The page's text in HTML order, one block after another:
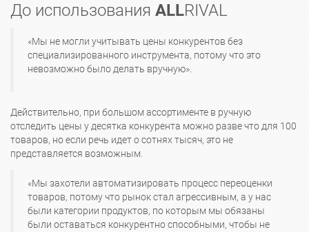
До использования ALLRIVAL
«Мы не могли учитывать цены конкурентов без
специализированного инструмента, потому что это
невозможно было делать вручную».
Действительно, при большом ассортименте в ручную
отследить цены у десятка конкурента можно разве что для 100
товаров, но если речь идет о сотнях тысяч, это не
представляется возможным.
«Мы захотели автоматизировать процесс переоценки
товаров, потому что рынок стал агрессивным, а у нас
были категории продуктов, по которым мы обязаны
были оставаться конкурентно способными, чтобы не